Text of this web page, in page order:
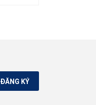
ĐĂNG KÝ